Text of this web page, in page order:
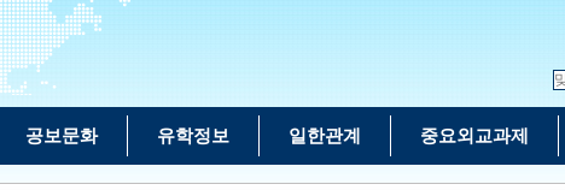
공보문화 유학정보 일한관계 중요외교과제